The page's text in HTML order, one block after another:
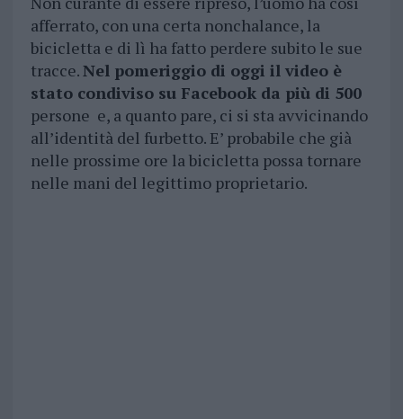
afferrato, con una certa nonchalance, la
bicicletta e di lì ha fatto perdere subito le sue
tracce.Nel pomeriggio di oggi il video è
stato condiviso su Facebook da più di 500
persone e, a quanto pare, ci si sta avvicinando
all’identità del furbetto. E’ probabile che già
nelle prossime ore la bicicletta possa tornare
nelle mani del legittimo proprietario.